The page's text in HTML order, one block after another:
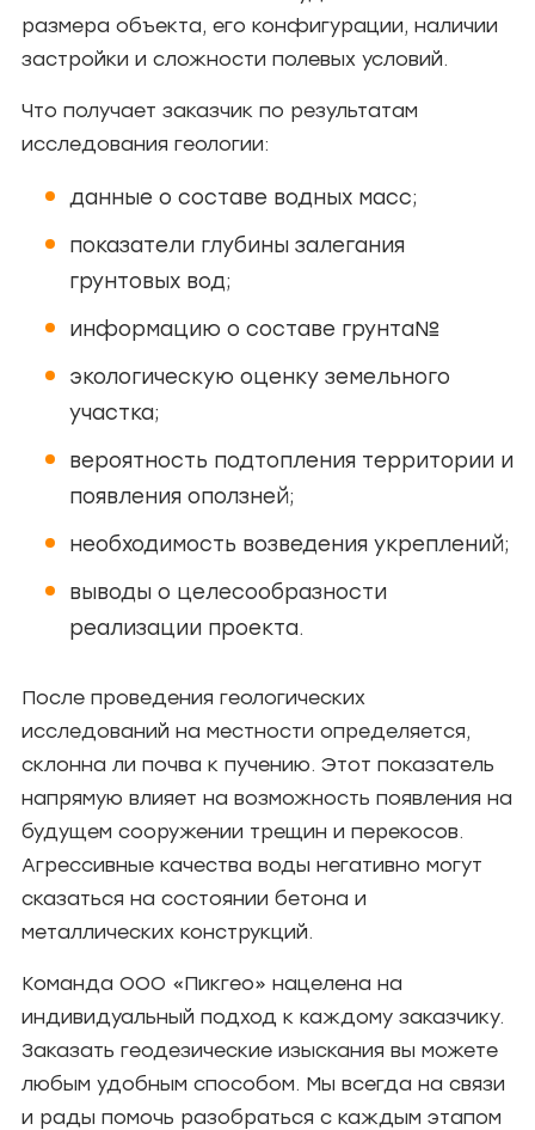
размера объекта, его конфигурации, наличии
застройки и сложности полевых условий.
Что получает заказчик по результатам
исследования геологии:
данные о составе водных масс;
показатели глубины залегания
грунтовых вод;
информацию о составе грунта№
экологическую оценку земельного
участка;
вероятность подтопления территории и
появления оползней;
необходимость возведения укреплений;
выводы о целесообразности
реализации проекта.
После проведения геологических
исследований на местности определяется,
склонна ли почва к пучению. Этот показатель
напрямую влияет на возможность появления на
будущем сооружении трещин и перекосов.
Агрессивные качества воды негативно могут
сказаться на состоянии бетона и
металлических конструкций.
Команда ООО «Пикгео» нацелена на
индивидуальный подход к каждому заказчику.
Заказать геодезические изыскания вы можете
любым удобным способом. Мы всегда на связи
и рады помочь разобраться с каждым этапом